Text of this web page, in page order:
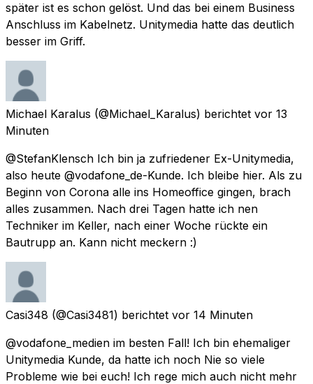
später ist es schon gelöst. Und das bei einem Business
Anschluss im Kabelnetz. Unitymedia hatte das deutlich
besser im Griff.
Michael Karalus (@Michael_Karalus) berichtet vor 13
Minuten
@StefanKlensch Ich bin ja zufriedener Ex-Unitymedia,
also heute @vodafone_de-Kunde. Ich bleibe hier. Als zu
Beginn von Corona alle ins Homeoffice gingen, brach
alles zusammen. Nach drei Tagen hatte ich nen
Techniker im Keller, nach einer Woche rückte ein
Bautrupp an. Kann nicht meckern :)
Casi348 (@Casi3481) berichtet vor 14 Minuten
@vodafone_medien im besten Fall! Ich bin ehemaliger
Unitymedia Kunde, da hatte ich noch Nie so viele
Probleme wie bei euch! Ich rege mich auch nicht mehr